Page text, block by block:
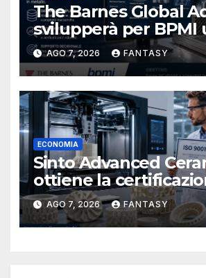
The Barnes Global
svilupperà per BPMI
database per la
metallica destinata
navale statunitense
AGO 7, 2026 FANTASY
ECONOMIA
Sinto Advanced
ottiene la
9001 per la stampa
ceramiche tecniche
AGO 7, 2026 FANTASY